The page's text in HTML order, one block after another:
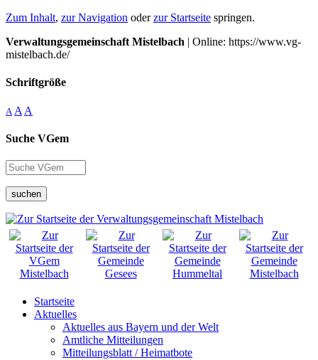
Zum Inhalt, zur Navigation oderzur Startseite springen.
Verwaltungsgemeinschaft Mistelbach | Online: https://www.vg-
mistelbach.de/
Schriftgröße
A A A
Suche VGem
suchen
Startseite
Aktuelles
Aktuelles aus Bayern und der Welt
Amtliche Mitteilungen
Mitteilungsblatt / Heimatbote